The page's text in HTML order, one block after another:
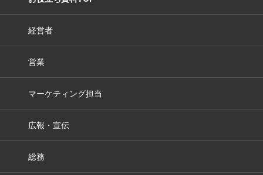
経営者
営業
マーケティング担当
広報・宣伝
総務